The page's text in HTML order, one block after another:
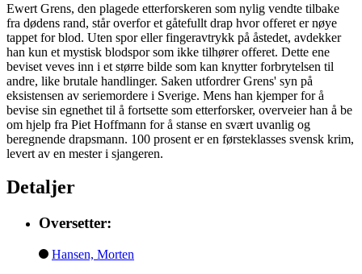
Ewert Grens, den plagede etterforskeren som nylig vendte tilbake
fra dødens rand, står overfor et gåtefullt drap hvor offeret er nøye
tappet for blod. Uten spor eller fingeravtrykk på åstedet, avdekker
han kun et mystisk blodspor som ikke tilhører offeret. Dette ene
beviset veves inn i et større bilde som kan knytter forbrytelsen til
andre, like brutale handlinger. Saken utfordrer Grens' syn på
eksistensen av seriemordere i Sverige. Mens han kjemper for å
bevise sin egnethet til å fortsette som etterforsker, overveier han å be
om hjelp fra Piet Hoffmann for å stanse en svært uvanlig og
beregnende drapsmann. 100 prosent er en førsteklasses svensk krim,
levert av en mester i sjangeren.
Detaljer
Oversetter:
Hansen, Morten